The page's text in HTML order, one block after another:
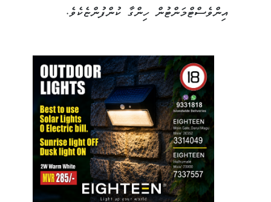
އިންވެސްޓްމަންޓުން ހިންގާ ކުންފުންޏެކެވެ.